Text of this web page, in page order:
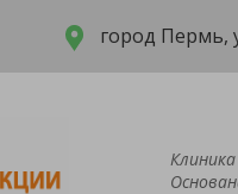
город Пермь,